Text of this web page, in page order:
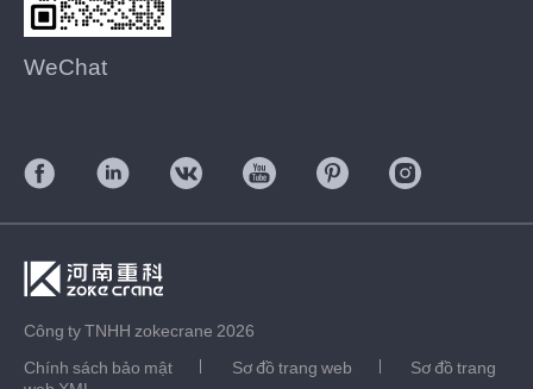
WeChat
Công ty TNHH zokecrane 2026
Chính sách bảo mật
Sơ đồ trang web
Sơ đồ trang